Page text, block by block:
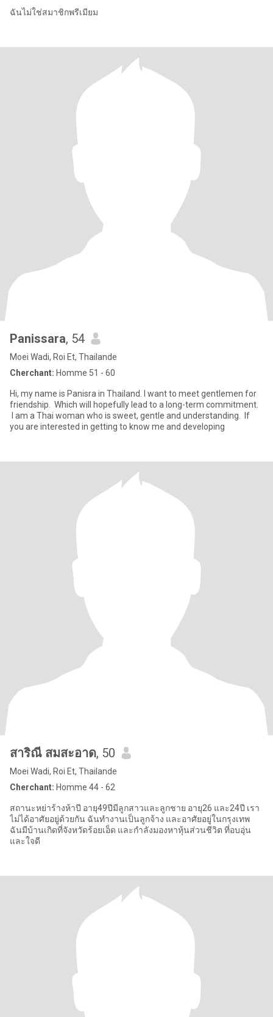
ฉันไม่ใช่สมาชิกพรีเมียม
Panissara, 54
Moei Wadi, Roi Et, Thailande
Cherchant: Homme 51 - 60
Hi, my name is Panisra in Thailand. I want to meet gentlemen for
friendship. Which will hopefully lead to a long-term commitment.
I am a Thai woman who is sweet, gentle and understanding. If
you are interested in getting to know me and developing
สาริณี สมสะอาด, 50
Moei Wadi, Roi Et, Thailande
Cherchant: Homme 44 - 62
สถานะหย่าร้างห้าปี อายุ49ปีมีลูกสาวและลูกชาย อายุ26 และ24ปี เรา
ไม่ได้อาศัยอยู่ด้วยกัน ฉันทำงานเป็นลูกจ้าง และอาศัยอยู่ในกรุงเทพ
ฉันมีบ้านเกิดที่จังหวัดร้อยเอ็ด และกำลังมองหาหุ้นส่วนชีวิต ที่อบอุ่น
และใจดี